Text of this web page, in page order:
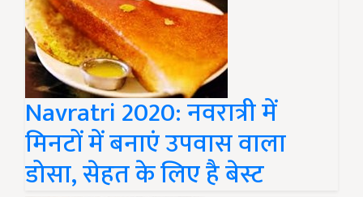
Navratri 2020: नवरात्री में
मिनटों में बनाएं उपवास वाला
डोसा, सेहत के लिए है बेस्ट